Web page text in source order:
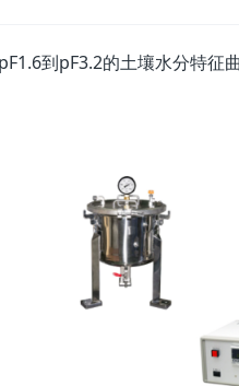
到pF3.2的土壤水分特征